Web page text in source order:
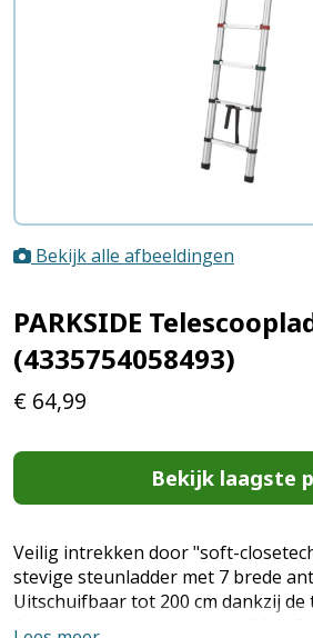
Bekijk alle afbeeldingen
PARKSIDE
(4335754058493)
€ 64,99
Bekijk laagste
Veilig intrekken door "soft-
stevige steunladder met 7 brede
Uitschuifbaar tot 200 cm dankzij
Bereikbare werkhoogte tot 2,3 m